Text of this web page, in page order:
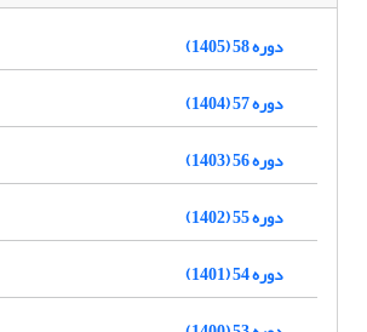
دوره 58 (1405)
دوره 57 (1404)
دوره 56 (1403)
دوره 55 (1402)
دوره 54 (1401)